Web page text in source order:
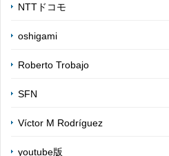
NTTドコモ
oshigami
Roberto Trobajo
SFN
Víctor M Rodríguez
youtube版